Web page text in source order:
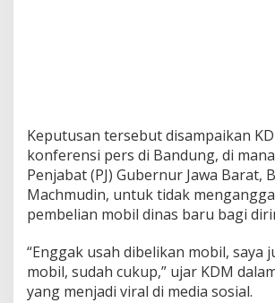
Keputusan tersebut disampaikan
konferensi pers di Bandung, di
Penjabat (PJ) Gubernur Jawa Barat,
Machmudin, untuk tidak
pembelian mobil dinas baru bagi
“Enggak usah dibelikan mobil, saya
mobil, sudah cukup,” ujar KDM
yang menjadi viral di media sosial.